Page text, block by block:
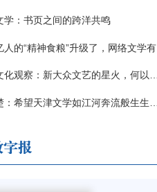
学：书页之间的跨洋共鸣
的“精神食粮”升级了，网络文学有了哪些新变化？
观察：新大众文艺的星火，何以燎原？
希望天津文学如江河奔流般生生不息